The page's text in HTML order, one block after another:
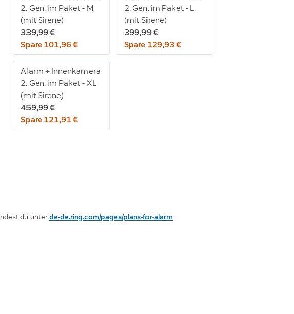
2. Gen. im Paket - M
(mit Sirene)
339,99 €
Spare 101,96 €
2. Gen. im Paket - L
(mit Sirene)
399,99 €
Spare 129,93 €
Alarm + Innenkamera
2. Gen. im Paket - XL
(mit Sirene)
459,99 €
Spare 121,91 €
du unterde-de.ring.com/pages/plans-for-alarm.